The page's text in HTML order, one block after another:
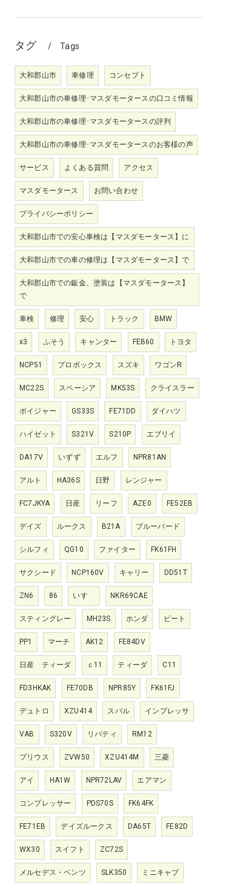
タグ Tags
大和郡山市 車修理 コンセプト
大和郡山市の車修理･マスダモータースの口コミ情報
大和郡山市の車修理･マスダモータースの評判
大和郡山市の車修理･マスダモータースのお客様の声
サービス よくある質問 アクセス
マスダモータース お問い合わせ
プライバシーポリシー
大和郡山市での安心車検は【マスダモータース】に
大和郡山市での車の修理は【マスダモータース】で
大和郡山市での鈑金、塗装は【マスダモータース】
で
車検 修理 安心 トラック BMW
x3 ふそう キャンター FEB60 トヨタ
NCP51 プロボックス スズキ ワゴンR
MC22S スペーシア MK53S クライスラー
ボイジャー GS33S FE71DD ダイハツ
ハイゼット S321V S210P エブリイ
DA17V いずず エルフ NPR81AN
アルト HA36S 日野 レンジャー
FC7JKYA 日産 リーフ AZE0 FE52EB
デイズ ルークス B21A ブルーバード
シルフィ QG10 ファイター FK61FH
サクシード NCP160V キャリー DD51T
ZN6 86 いすゞ NKR69CAE
スティングレー MH23S ホンダ ビート
PP1 マーチ AK12 FE84DV
日産 ティーダ ｃ11 ティーダ C11
FD3HKAK FE70DB NPR85Y FK61FJ
デュトロ XZU414 スバル インプレッサ
VAB S320V リバティ RM12
プリウス ZVW50 XZU414M 三菱
アイ HA1W NPR72LAV エアマン
コンプレッサー PDS70S FK64FK
FE71EB デイズルークス DA65T FE82D
WX30 スイフト ZC72S
メルセデス・ベンツ SLK350 ミニキャブ